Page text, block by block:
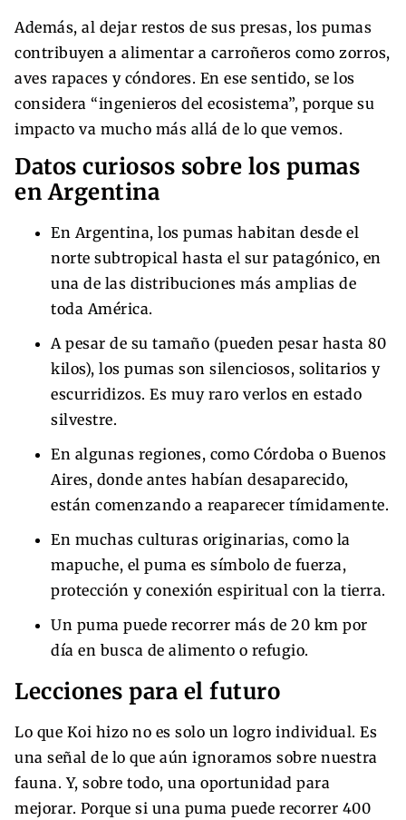
Además, al dejar restos de sus presas, los pumas
contribuyen a alimentar a carroñeros como zorros,
aves rapaces y cóndores. En ese sentido, se los
considera “ingenieros del ecosistema”, porque su
impacto va mucho más allá de lo que vemos.
Datos curiosos sobre los pumas
en Argentina
En Argentina, los pumas habitan desde el
norte subtropical hasta el sur patagónico, en
una de las distribuciones más amplias de
toda América.
A pesar de su tamaño (pueden pesar hasta 80
kilos), los pumas son silenciosos, solitarios y
escurridizos. Es muy raro verlos en estado
silvestre.
En algunas regiones, como Córdoba o Buenos
Aires, donde antes habían desaparecido,
están comenzando a reaparecer tímidamente.
En muchas culturas originarias, como la
mapuche, el puma es símbolo de fuerza,
protección y conexión espiritual con la tierra.
Un puma puede recorrer más de 20 km por
día en busca de alimento o refugio.
Lecciones para el futuro
Lo que Koi hizo no es solo un logro individual. Es
una señal de lo que aún ignoramos sobre nuestra
fauna. Y, sobre todo, una oportunidad para
mejorar. Porque si una puma puede recorrer 400